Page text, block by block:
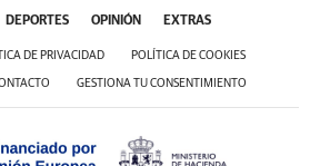
DEPORTES OPINIÓN EXTRAS
DE PRIVACIDAD POLÍTICA DE COOKIES
GESTIONA TU CONSENTIMIENTO